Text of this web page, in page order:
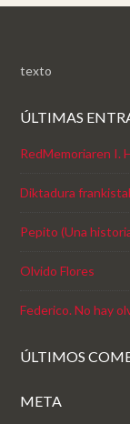
texto
ÚLTIMAS
RedMemoriaren I.
Diktadura
Pepito (Una
Olvido Flores
Federico. No hay
ÚLTIMOS
META